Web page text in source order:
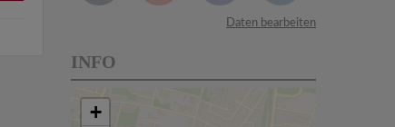
Daten bearbeiten
INFO
+